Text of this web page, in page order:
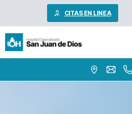
CITAS EN LINEA